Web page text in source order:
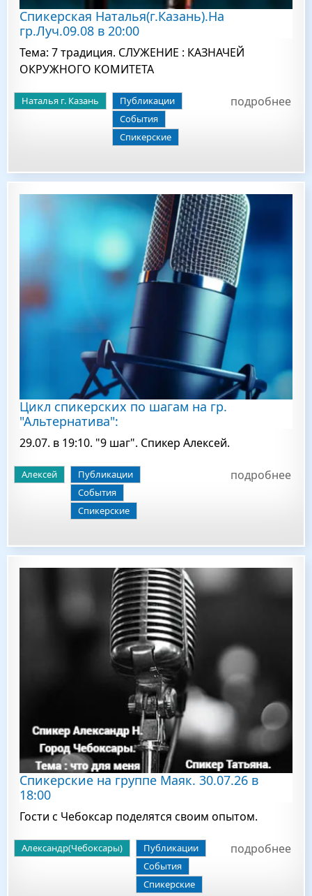
Спикерская Наталья(г.Казань).На
гр.Луч.09.08 в 20:00
Тема: 7 традиция. СЛУЖЕНИЕ : КАЗНАЧЕЙ
ОКРУЖНОГО КОМИТЕТА
Наталья г. Казань
Публикации
События
Спикерские
подробнее
Цикл спикерских по шагам на гр.
"Альтернатива":
29.07. в 19:10. "9 шаг". Спикер Алексей.
Алексей
Публикации
События
Спикерские
подробнее
Спикерские на группе Маяк. 30.07.26 в
18:00
Гости с Чебоксар поделятся своим опытом.
Александр(Чебоксары)
Публикации
События
Спикерские
подробнее